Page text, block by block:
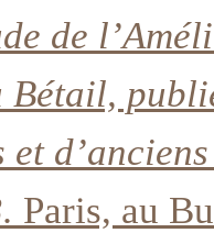
de
Bétail,
et
Paris, au